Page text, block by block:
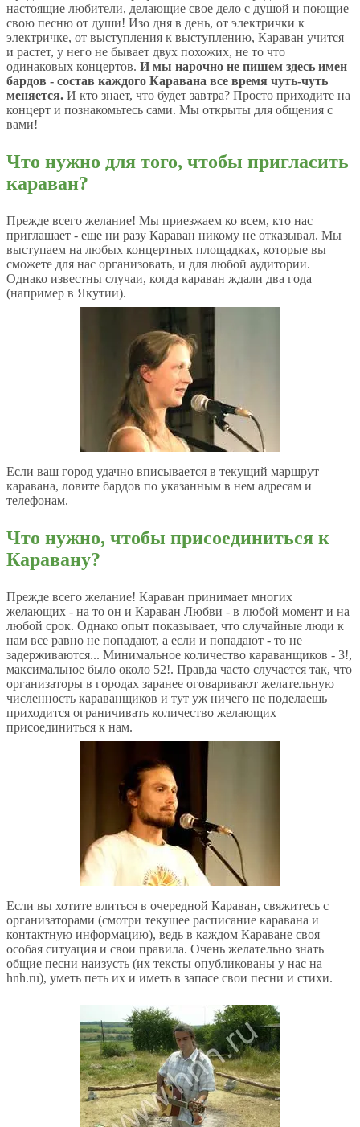
настоящие любители, делающие свое дело с душой и поющие
свою песню от души! Изо дня в день, от электрички к
электричке, от выступления к выступлению, Караван учится
и растет, у него не бывает двух похожих, не то что
одинаковых концертов. И мы нарочно не пишем здесь имен
бардов - состав каждого Каравана все время чуть-чуть
меняется. И кто знает, что будет завтра? Просто приходите на
концерт и познакомьтесь сами. Мы открыты для общения с
вами!
Что нужно для того, чтобы пригласить
караван?
Прежде всего желание! Мы приезжаем ко всем, кто нас
приглашает - еще ни разу Караван никому не отказывал. Мы
выступаем на любых концертных площадках, которые вы
сможете для нас организовать, и для любой аудитории.
Однако известны случаи, когда караван ждали два года
(например в Якутии).
Если ваш город удачно вписывается в текущий маршрут
каравана, ловите бардов по указанным в нем адресам и
телефонам.
Что нужно, чтобы присоединиться к
Каравану?
Прежде всего желание! Караван принимает многих
желающих - на то он и Караван Любви - в любой момент и на
любой срок. Однако опыт показывает, что случайные люди к
нам все равно не попадают, а если и попадают - то не
задерживаются... Минимальное количество караванщиков - 3!,
максимальное было около 52!. Правда часто случается так, что
организаторы в городах заранее оговаривают желательную
численность караванщиков и тут уж ничего не поделаешь
приходится ограничивать количество желающих
присоединиться к нам.
Если вы хотите влиться в очередной Караван, свяжитесь с
организаторами (смотри текущее расписание каравана и
контактную информацию), ведь в каждом Караване своя
особая ситуация и свои правила. Очень желательно знать
общие песни наизусть (их тексты опубликованы у нас на
hnh.ru), уметь петь их и иметь в запасе свои песни и стихи.